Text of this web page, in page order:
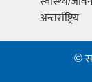
अन्तर्राष्ट्रिय
©